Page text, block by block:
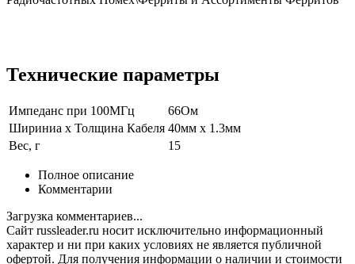
Технические параметры
Импеданс при 100МГц
66Ом
Шириниа x Толщина Кабеля 40мм x 1.3мм
Вес, г
15
Полное описание
Комментарии
Загрузка комментариев...
Сайт russleader.ru носит исключительно информационный
характер и ни при каких условиях не является публичной
офертой. Для получения информации о наличии и стоимости